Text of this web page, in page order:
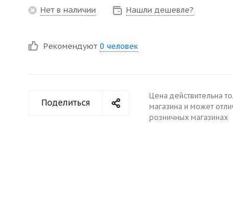
Нет в наличии Нашли дешевле?
Рекомендуют 0 человек
Поделиться
Цена действительна
магазина и может
розничных магазинах